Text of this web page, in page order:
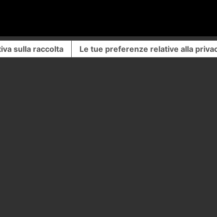
sulla raccolta Le tue preferenze relative alla